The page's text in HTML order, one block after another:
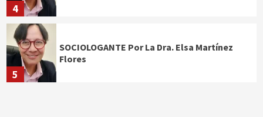
4
5
SOCIOLOGANTE Por La Dra. Elsa Martínez
Flores